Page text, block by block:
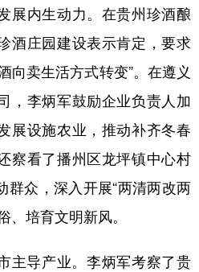
Français عربى
展内生动力。在贵州珍酒酿
酒庄园建设表示肯定，要求
向卖生活方式转变”。在遵义
，李炳军鼓励企业负责人加
展设施农业，推动补齐冬春
察看了播州区龙坪镇中心村
群众，深入开展“两清两改两
、培育文明新风。
导产业。李炳军考察了贵